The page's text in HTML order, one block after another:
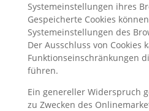
Systemeinstellungen ihres
Gespeicherte Cookies
Systemeinstellungen des
Der Ausschluss von Cookies
Funktionseinschränkungen
führen.
Ein genereller Widerspruch
zu Zwecken des